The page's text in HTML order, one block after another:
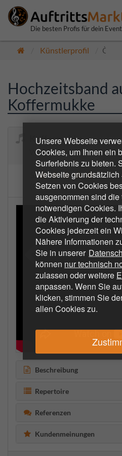
Unsere Webseite
Cookies, um Ihnen ein
Surferlebnis zu bieten.
Webseite
Setzen von Cookies
ausgenommen sind die
notwendigen Cookies.
die Aktivierung der
Cookies jederzeit ein
Nähere Informationen
Sie in unserer
können nur technisch
zulassen oder weitere
anpassen. Wenn Sie
klicken, stimmen Sie
allen Cookies zu.
Die besten Profis für dein Event
Künstlerprofil
Hochzeitsband
Koffermukke
Koffermukke
Wir packen unseren
5.0
7
(0 bestätigte Buchungen)
Beschreibung
Repertoire
Referenzen
Kundenmeinungen